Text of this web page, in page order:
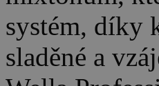
systém, díky
sladěné a